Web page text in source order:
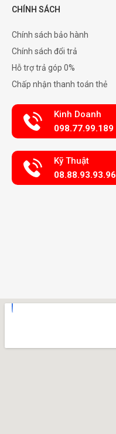
CHÍNH SÁCH
Chính sách bảo hành
Chính sách đổi trả
Hỗ trợ trả góp 0%
Chấp nhận thanh toán thẻ
Kinh Doanh
098.77.99.189
Kỹ Thuật
08.88.93.93.96